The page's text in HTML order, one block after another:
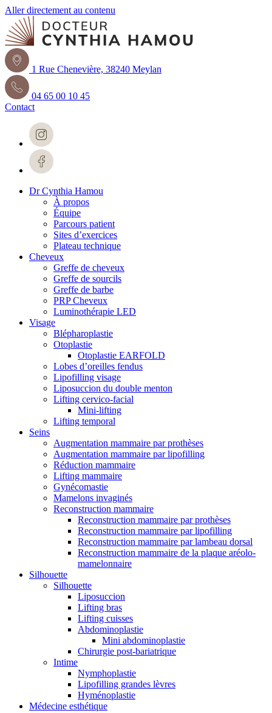
Aller directement au contenu
1 Rue Chenevière, 38240 Meylan
04 65 00 10 45
Contact
Dr Cynthia Hamou
À propos
Équipe
Parcours patient
Sites d’exercices
Plateau technique
Cheveux
Greffe de cheveux
Greffe de sourcils
Greffe de barbe
PRP Cheveux
Luminothérapie LED
Visage
Blépharoplastie
Otoplastie
Otoplastie EARFOLD
Lobes d’oreilles fendus
Lipofilling visage
Liposuccion du double menton
Lifting cervico-facial
Mini-lifting
Lifting temporal
Seins
Augmentation mammaire par prothèses
Augmentation mammaire par lipofilling
Réduction mammaire
Lifting mammaire
Gynécomastie
Mamelons invaginés
Reconstruction mammaire
Reconstruction mammaire par prothèses
Reconstruction mammaire par lipofilling
Reconstruction mammaire par lambeau dorsal
Reconstruction mammaire de la plaque aréolo-
mamelonnaire
Silhouette
Silhouette
Liposuccion
Lifting bras
Lifting cuisses
Abdominoplastie
Mini abdominoplastie
Chirurgie post-bariatrique
Intime
Nymphoplastie
Lipofilling grandes lèvres
Hyménoplastie
Médecine esthétique